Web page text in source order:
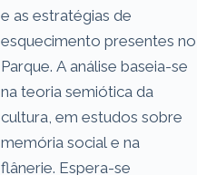
e as estratégias de
esquecimento presentes no
Parque. A análise baseia-se
na teoria semiótica da
cultura, em estudos sobre
memória social e na
flânerie. Espera-se